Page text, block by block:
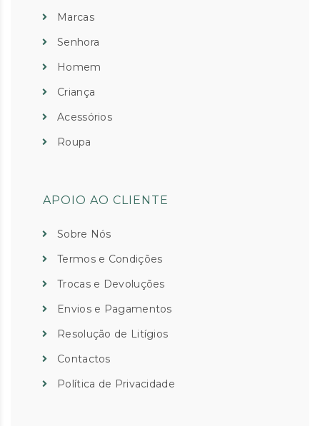
Marcas
Senhora
Homem
Criança
Acessórios
Roupa
APOIO AO CLIENTE
Sobre Nós
Termos e Condições
Trocas e Devoluções
Envios e Pagamentos
Resolução de Litígios
Contactos
Política de Privacidade